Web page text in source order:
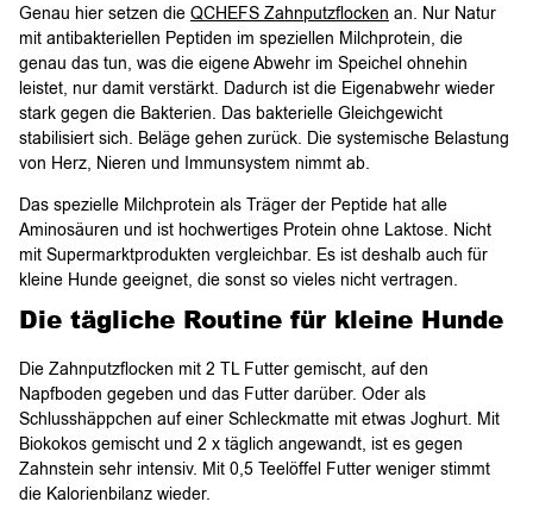
Genau hier setzen die QCHEFS Zahnputzflocken an. Nur Natur
mit antibakteriellen Peptiden im speziellen Milchprotein, die
genau das tun, was die eigene Abwehr im Speichel ohnehin
leistet, nur damit verstärkt. Dadurch ist die Eigenabwehr wieder
stark gegen die Bakterien. Das bakterielle Gleichgewicht
stabilisiert sich. Beläge gehen zurück. Die systemische Belastung
von Herz, Nieren und Immunsystem nimmt ab.
Das spezielle Milchprotein als Träger der Peptide hat alle
Aminosäuren und ist hochwertiges Protein ohne Laktose. Nicht
mit Supermarktprodukten vergleichbar. Es ist deshalb auch für
kleine Hunde geeignet, die sonst so vieles nicht vertragen.
Die tägliche Routine für kleine Hunde
Die Zahnputzflocken mit 2 TL Futter gemischt, auf den
Napfboden gegeben und das Futter darüber. Oder als
Schlusshäppchen auf einer Schleckmatte mit etwas Joghurt. Mit
Biokokos gemischt und 2 x täglich angewandt, ist es gegen
Zahnstein sehr intensiv. Mit 0,5 Teelöffel Futter weniger stimmt
die Kalorienbilanz wieder.